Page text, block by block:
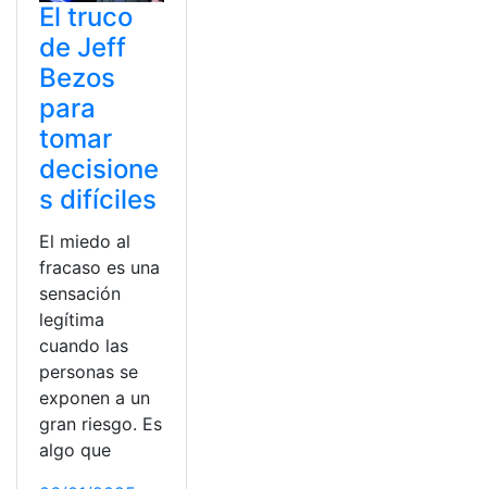
El truco
de Jeff
Bezos
para
tomar
decisione
s difíciles
El miedo al
fracaso es una
sensación
legítima
cuando las
personas se
exponen a un
gran riesgo. Es
algo que